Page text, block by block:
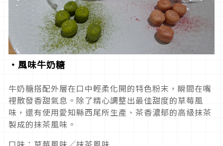
・風味牛奶糖
牛奶糖搭配外層在口中輕柔化開的特色粉末，瞬間在嘴
裡散發香甜氣息。除了精心調整出最佳甜度的草莓風
味，還有使用愛知縣西尾所生產、茶香濃郁的高級抹茶
製成的抹茶風味。